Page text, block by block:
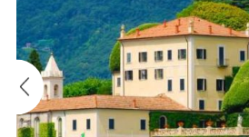
Почивки с тръгване от Варна
Лято 2026
Най-търсени оферти